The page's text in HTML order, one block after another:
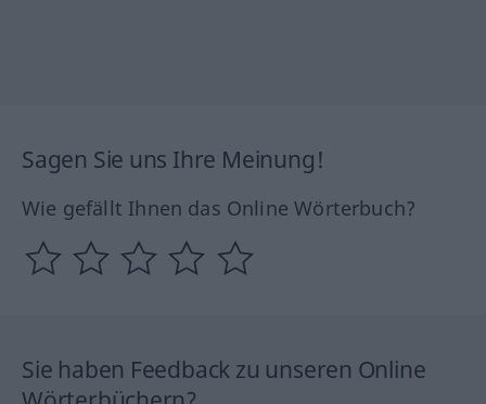
Sagen Sie uns Ihre Meinung!
Wie gefällt Ihnen das Online Wörterbuch?
Sie haben Feedback zu unseren Online